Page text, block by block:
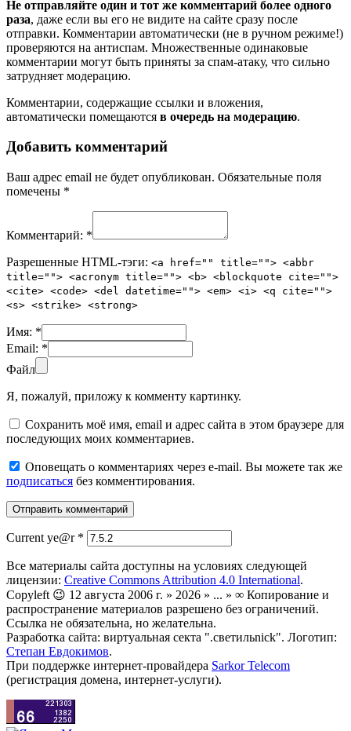
Не отправляйте один и тот же комментарий более одного
раза, даже если вы его не видите на сайте сразу после
отправки. Комментарии автоматически (не в ручном режиме!)
проверяются на антиспам. Множественные одинаковые
комментарии могут быть приняты за спам-атаку, что сильно
затрудняет модерацию.
Комментарии, содержащие ссылки и вложения,
автоматически помещаются в очередь на модерацию.
Добавить комментарий
Ваш адрес email не будет опубликован. Обязательные поля
помечены *
Комментарий: *
Разрешенные HTML-тэги: <a href="" title=""> <abbr
title=""> <acronym title=""> <b> <blockquote cite="">
<cite> <code> <del datetime=""> <em> <i> <q cite="">
<s> <strike> <strong>
Имя: *
Email: *
Файл
Я, пожалуй, приложу к комменту картинку.
Сохранить моё имя, email и адрес сайта в этом браузере для
последующих моих комментариев.
Оповещать о комментариях через e-mail. Вы можете так же
подписаться без комментирования.
Current ye@r *
Все материалы сайта доступны на условиях следующей
лицензии: Creative Commons Attribution 4.0 International.
Copyleft 😉 12 августа 2006 г. » 2026 » ... » ∞ Копирование и
распространение материалов разрешено без ограничений.
Ссылка не обязательна, но желательна.
Разработка сайта: виртуальная секта ".светильnick". Логотип:
Степан Евдокимов.
При поддержке интернет-провайдера Sarkor Telecom
(регистрация домена, интернет-услуги).